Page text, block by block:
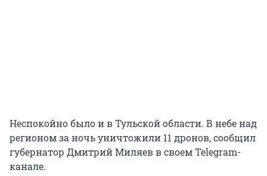
Неспокойно было и в Тульской области. В небе над
регионом за ночь уничтожили 11 дронов, сообщил
губернатор Дмитрий Миляев в своем Telegram-
канале.